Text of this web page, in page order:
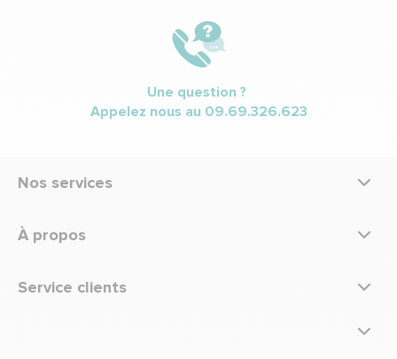
Une question ?
Appelez nous au 09.69.326.623
Nos services
À propos
Service clients